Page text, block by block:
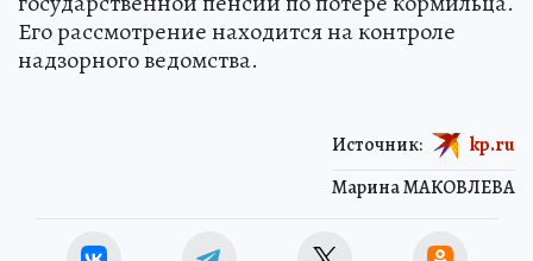
Его рассмотрение находится на контроле
надзорного ведомства.
Марина МАКОВЛЕВА
Источник: kp.ru